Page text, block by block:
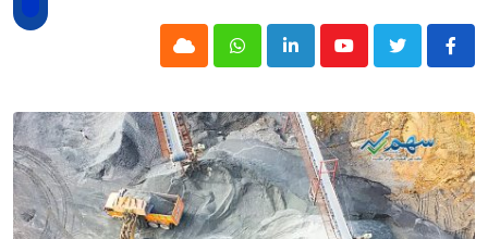
Youtube
LinkedIn
Whatsapp
Cloud